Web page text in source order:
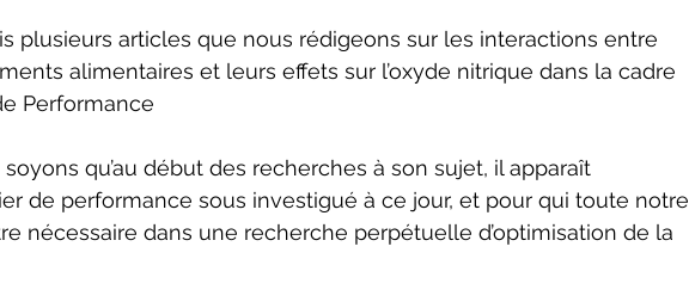
plusieurs articles que nous rédigeons sur les interactions entre
alimentaires et leurs effets sur l’oxyde nitrique dans la cadre
Performance
qu’au début des recherches à son sujet, il apparaît
de performance sous investigué à ce jour, et pour qui toute notre
nécessaire dans une recherche perpétuelle d’optimisation de la